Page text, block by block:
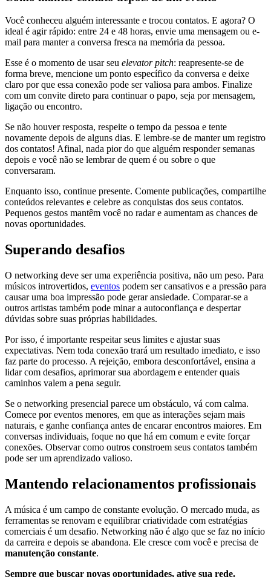
Você conheceu alguém interessante e trocou contatos. E agora? O
ideal é agir rápido: entre 24 e 48 horas, envie uma mensagem ou e-
mail para manter a conversa fresca na memória da pessoa.
Esse é o momento de usar seu elevator pitch: reapresente-se de
forma breve, mencione um ponto específico da conversa e deixe
claro por que essa conexão pode ser valiosa para ambos. Finalize
com um convite direto para continuar o papo, seja por mensagem,
ligação ou encontro.
Se não houver resposta, respeite o tempo da pessoa e tente
novamente depois de alguns dias. E lembre-se de manter um registro
dos contatos! Afinal, nada pior do que alguém responder semanas
depois e você não se lembrar de quem é ou sobre o que
conversaram.
Enquanto isso, continue presente. Comente publicações, compartilhe
conteúdos relevantes e celebre as conquistas dos seus contatos.
Pequenos gestos mantêm você no radar e aumentam as chances de
novas oportunidades.
Superando desafios
O networking deve ser uma experiência positiva, não um peso. Para
músicos introvertidos, eventos podem ser cansativos e a pressão para
causar uma boa impressão pode gerar ansiedade. Comparar-se a
outros artistas também pode minar a autoconfiança e despertar
dúvidas sobre suas próprias habilidades.
Por isso, é importante respeitar seus limites e ajustar suas
expectativas. Nem toda conexão trará um resultado imediato, e isso
faz parte do processo. A rejeição, embora desconfortável, ensina a
lidar com desafios, aprimorar sua abordagem e entender quais
caminhos valem a pena seguir.
Se o networking presencial parece um obstáculo, vá com calma.
Comece por eventos menores, em que as interações sejam mais
naturais, e ganhe confiança antes de encarar encontros maiores. Em
conversas individuais, foque no que há em comum e evite forçar
conexões. Observar como outros constroem seus contatos também
pode ser um aprendizado valioso.
Mantendo relacionamentos profissionais
A música é um campo de constante evolução. O mercado muda, as
ferramentas se renovam e equilibrar criatividade com estratégias
comerciais é um desafio. Networking não é algo que se faz no início
da carreira e depois se abandona. Ele cresce com você e precisa de
manutenção constante.
Sempre que buscar novas oportunidades, ative sua rede.